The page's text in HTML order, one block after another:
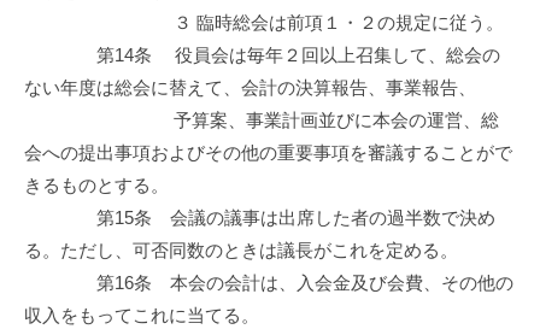
３ 臨時総会は前項１・２の規定に従う。
第14条 役員会は毎年２回以上召集して、総会の
ない年度は総会に替えて、会計の決算報告、事業報告、
予算案、事業計画並びに本会の運営、総
会への提出事項およびその他の重要事項を審議することがで
きるものとする。
第15条 会議の議事は出席した者の過半数で決め
る。ただし、可否同数のときは議長がこれを定める。
第16条 本会の会計は、入会金及び会費、その他の
収入をもってこれに当てる。